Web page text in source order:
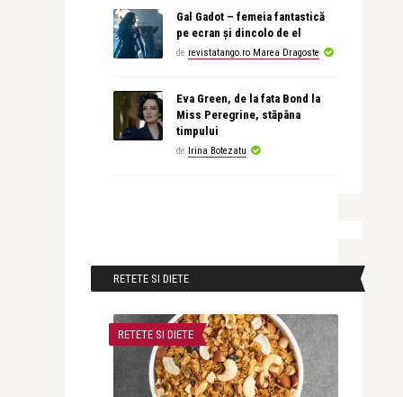
Gal Gadot – femeia fantastică
pe ecran și dincolo de el
de revistatango.ro Marea Dragoste
Eva Green, de la fata Bond la
Miss Peregrine, stăpâna
timpului
de Irina Botezatu
RETETE SI DIETE
RETETE SI DIETE